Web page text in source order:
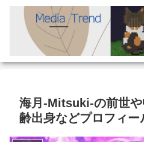
海月-Mitsuki-の前世
齢出身などプロフィー